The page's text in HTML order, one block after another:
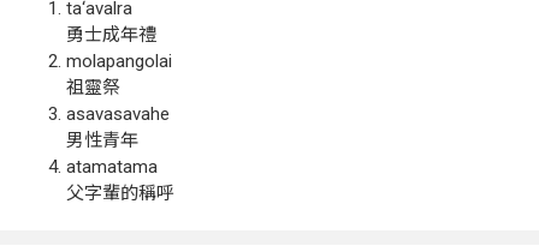
ta‘avalra
勇士成年禮
molapangolai
祖靈祭
asavasavahe
男性青年
atamatama
父字輩的稱呼